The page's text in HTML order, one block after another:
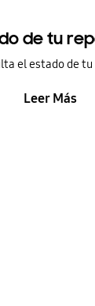
de tu
el estado de
Leer Más